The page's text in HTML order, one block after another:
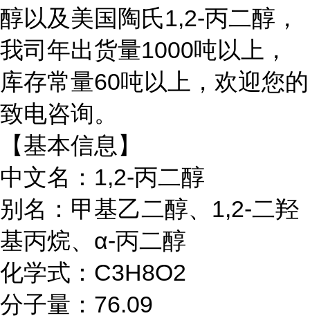
醇以及美国陶氏1,2-丙二醇，
我司年出货量1000吨以上，
库存常量60吨以上，欢迎您的
致电咨询。
【基本信息】
中文名：1,2-丙二醇
别名： 甲基乙二醇、 1,2-二羟
基丙烷、α-丙二醇
化学式：C3H8O2
分子量：76.09